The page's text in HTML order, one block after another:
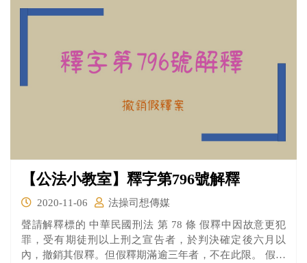
【公法小教室】釋字第796號解釋
2020-11-06
法操司想傳媒
聲請解釋標的 中華民國刑法 第 78 條 假釋中因故意更犯
罪，受有期徒刑以上刑之宣告者，於判決確定後六月以
內，撤銷其假釋。但假釋期滿逾三年者，不在此限。 假釋